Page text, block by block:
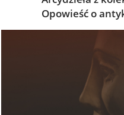
Opowieść o